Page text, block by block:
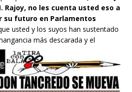
Rajoy, no les cuenta usted eso a
su futuro en Parlamentos
usted y los suyos han sustentado
más descarada y el